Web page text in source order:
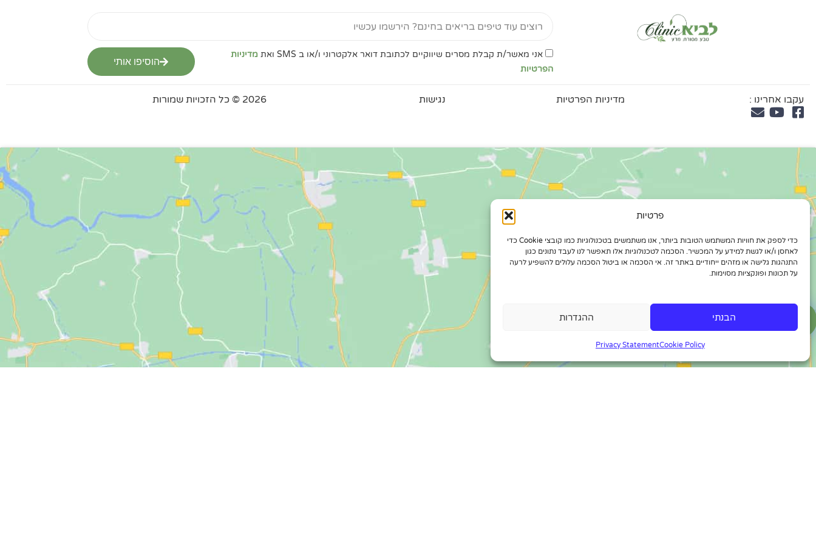
פרטיות
כדי לספק את חוויות המשתמש הטובות ביותר, אנו משתמשים בטכנולוגיות כמו קובצי Cookie כדי
לאחסן ו/או לגשת למידע על המכשיר. הסכמה לטכנולוגיות אלו תאפשר לנו לעבד נתונים כגון
התנהגות גלישה או מזהים ייחודיים באתר זה. אי הסכמה או ביטול הסכמה עלולים להשפיע לרעה
על תכונות ופונקציות מסוימות.
הבנתי ההגדרות
Cookie Policy
Privacy Statement
אישור
מדיניות
אני מאשר/ת קבלת מסרים שיווקיים לכתובת דואר אלקטרוני ו/או ב SMS ואת
מדיניות
הפרטיות
הוסיפו אותי
עקבו אחרינו : מדיניות הפרטיות נגישות 2026 © כל הזכויות שמורות